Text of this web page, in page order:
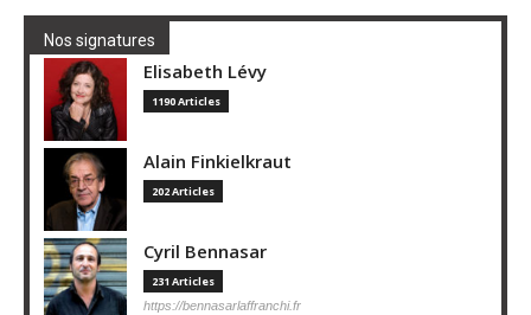
Nos signatures
Elisabeth Lévy
1190 Articles
Alain Finkielkraut
202 Articles
Cyril Bennasar
231 Articles
https://bennasarlaffranchi.fr